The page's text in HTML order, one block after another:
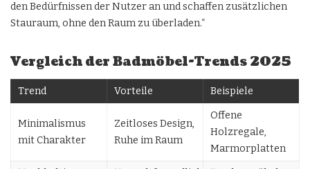
den Bedürfnissen der Nutzer an und schaffen zusätzlichen
Stauraum, ohne den Raum zu überladen.“
Vergleich der Badmöbel-Trends 2025
Trend Vorteile Beispiele
Minimalismus
mit Charakter
Zeitloses Design,
Ruhe im Raum
Offene
Holzregale,
Marmorplatten